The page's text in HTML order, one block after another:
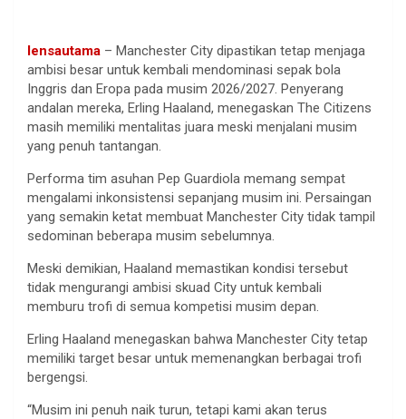
lensautama – Manchester City dipastikan tetap menjaga
ambisi besar untuk kembali mendominasi sepak bola
Inggris dan Eropa pada musim 2026/2027. Penyerang
andalan mereka, Erling Haaland, menegaskan The Citizens
masih memiliki mentalitas juara meski menjalani musim
yang penuh tantangan.
Performa tim asuhan Pep Guardiola memang sempat
mengalami inkonsistensi sepanjang musim ini. Persaingan
yang semakin ketat membuat Manchester City tidak tampil
sedominan beberapa musim sebelumnya.
Meski demikian, Haaland memastikan kondisi tersebut
tidak mengurangi ambisi skuad City untuk kembali
memburu trofi di semua kompetisi musim depan.
Erling Haaland menegaskan bahwa Manchester City tetap
memiliki target besar untuk memenangkan berbagai trofi
bergengsi.
“Musim ini penuh naik turun, tetapi kami akan terus